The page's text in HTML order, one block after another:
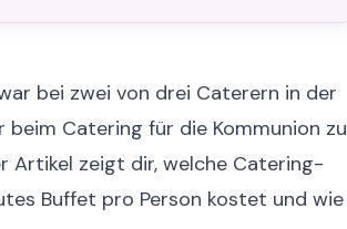
bei zwei von drei Caterern in der
beim Catering für die Kommunion zu
Artikel zeigt dir, welche Catering-
Buffet pro Person kostet und wie